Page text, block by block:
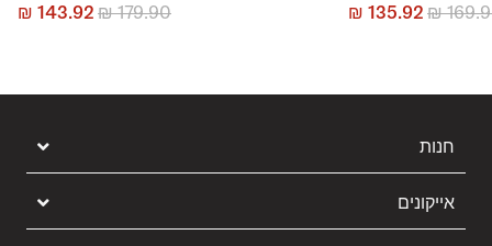
₪
₪ 135.92
₪179.90
₪ 143.92
חנות
אייקונים